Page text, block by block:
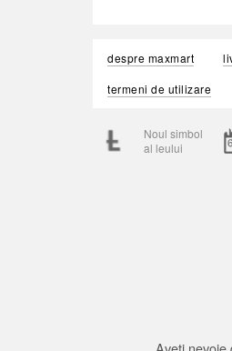
despre maxmart
termeni de utilizare
Noul simbol
al leului